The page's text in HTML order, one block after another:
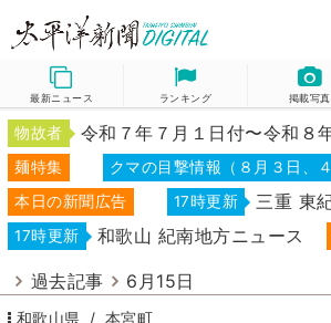
最新ニュース ランキング 掲載写真
物故者 令和７年７月１日付〜令和８
麺特集 クマの目撃情報（８月３日、４
本日の新聞広告 17時更新 三重 東
17時更新 和歌山 紀南地方ニュース
過去記事 6月15日
和歌山県 本宮町